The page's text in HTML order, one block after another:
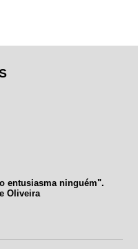
entusiasma ninguém".
Oliveira